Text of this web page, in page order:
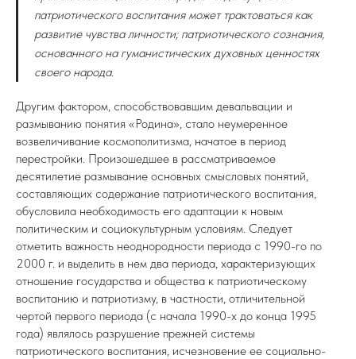
патриотического воспитания может трактоваться как
развитие чувства личности; патриотического сознания,
основанного на гуманистических духовных ценностях
своего народа.
Другим фактором, способствовавшим девальвации и
размыванию понятия «Родина», стало неумеренное
возвеличивание космополитизма, начатое в период
перестройки. Произошедшее в рассматриваемое
десятилетие размывание основных смысловых понятий,
составляющих содержание патриотического воспитания,
обусловила необходимость его адаптации к новым
политическим и социокультурным условиям. Следует
отметить важность неоднородности периода с 1990-го по
2000 г. и выделить в нем два периода, характеризующих
отношение государства и общества к патриотическому
воспитанию и патриотизму, в частности, отличительной
чертой первого периода (с начала 1990-х до конца 1995
года) являлось разрушение прежней системы
патриотического воспитания, исчезновение ее социально-